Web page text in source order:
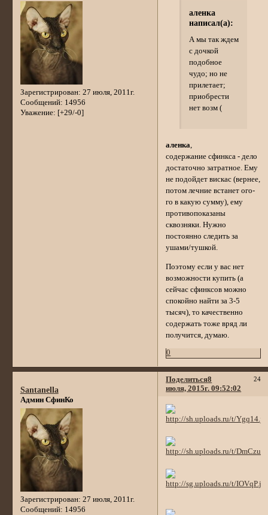
Зарегистрирован: 27 июля, 2011г.
Сообщений: 14956
Уважение: [+29/-0]
аленка
написал(а):
А мы так ждем
с дочкой
подобное
чудо; но не
прилетает;
приобрести
нет возм (
аленка,
содержание сфинкса - дело
достаточно затратное. Ему
не подойдет вискас (вернее,
потом лечние встанет ого-
го в какую сумму), ему
противопоказаны
сквозняки. Нужно
постоянно следить за
ушами/тушкой.
Поэтому если у вас нет
возможности купить (а
сейчас сфинксов можно
спокойно найти за 3-5
тысяч), то качественно
содержать тоже вряд ли
получится, думаю.
0
Поделиться 24
8
июля, 2015г. 09:52:02
Santanella
Админ СфинКо
Зарегистрирован: 27 июля, 2011г.
Сообщений: 14956